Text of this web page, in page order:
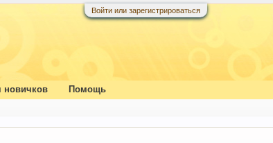
Войти или зарегистрироваться
новичков Помощь